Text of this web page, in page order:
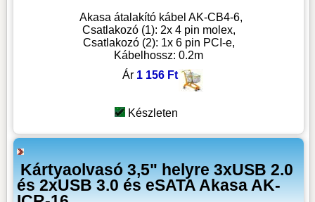
Akasa átalakító kábel AK-CB4-6,
Csatlakozó (1): 2x 4 pin molex,
Csatlakozó (2): 1x 6 pin PCI-e,
Kábelhossz: 0.2m
Ár 1 156 Ft
Készleten
Kártyaolvasó 3,5" helyre 3xUSB 2.0
és 2xUSB 3.0 és eSATA Akasa AK-